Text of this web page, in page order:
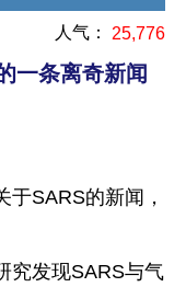
人气： 25,776
一条离奇新闻
于SARS的新闻，
究发现SARS与气